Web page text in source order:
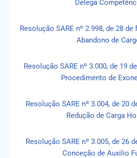
Delega
Resolução SARE nº 2.998, de 28
Abandono de
Resolução SARE nº 3.000, de 19
Procedimento de
Resolução SARE nº 3.004, de 20
Redução de Carga
Resolução SARE nº 3.005, de 26
Conceção de Auxilio